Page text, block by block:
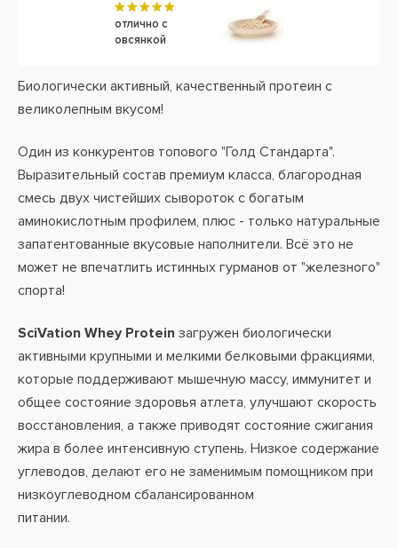
отлично с
овсянкой
Биологически активный, качественный протеин с
великолепным вкусом!
Один из конкурентов топового "Голд Стандарта".
Выразительный состав премиум класса, благородная
смесь двух чистейших сывороток с богатым
аминокислотным профилем, плюс - только натуральные
запатентованные вкусовые наполнители. Всё это не
может не впечатлить истинных гурманов от "железного"
спорта!
SciVation Whey Protein загружен биологически
активными крупными и мелкими белковыми фракциями,
которые поддерживают мышечную массу, иммунитет и
общее состояние здоровья атлета, улучшают скорость
восстановления, а также приводят состояние сжигания
жира в более интенсивную ступень. Низкое содержание
углеводов, делают его не заменимым помощником при
низкоуглеводном сбалансированном
питании.